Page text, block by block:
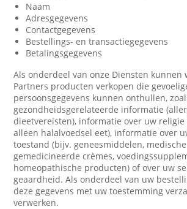
Naam
Adresgegevens
Contactgegevens
Bestellings- en transactiegegevens
Betalingsgegevens
Als onderdeel van onze Diensten kunnen
Partners producten verkopen die
persoonsgegevens kunnen onthullen,
gezondheidsgerelateerde informatie
dieetvereisten), informatie over uw
alleen halalvoedsel eet), informatie over
toestand (bijv. geneesmiddelen,
gemedicineerde crèmes,
homeopathische producten) of over uw
geaardheid. Als onderdeel van uw
deze gegevens met uw toestemming
verwerken.